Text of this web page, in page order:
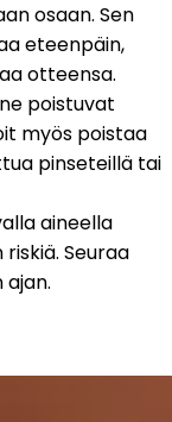
osaan. Sen
eteenpäin,
otteensa.
poistuvat
myös poistaa
pinseteillä tai
aineella
Seuraa